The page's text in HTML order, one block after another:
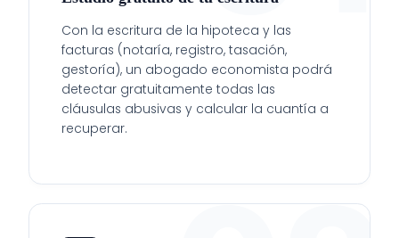
Con la escritura de la hipoteca y las
facturas (notaría, registro, tasación,
gestoría), un abogado economista podrá
detectar gratuitamente todas las
cláusulas abusivas y calcular la cuantía a
recuperar.